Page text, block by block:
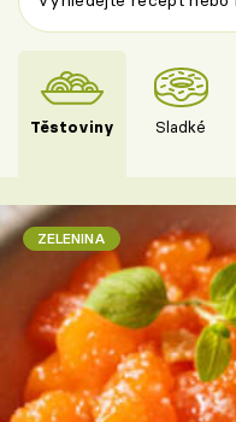
Těstoviny Sladké
ZELENINA